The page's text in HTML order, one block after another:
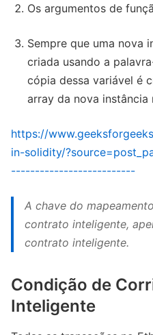
Os argumentos de
Sempre que uma nova
criada usando a
cópia dessa variável é
array da nova
https://
in-solidity/
--------------------------
A chave do
contrato inteligente,
contrato inteligente.
Condição de
Inteligente